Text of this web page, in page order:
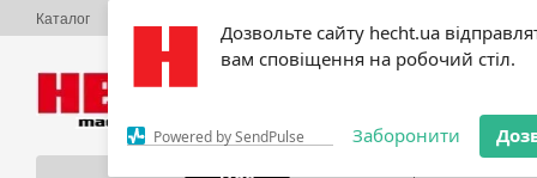
Дозвольте сайту hecht.ua
вам сповіщення на робочий стіл.
Powered by SendPulse Заборонити
Перейти до основного контенту
Каталог
Договір публічної оферти
099 700-55-81 098